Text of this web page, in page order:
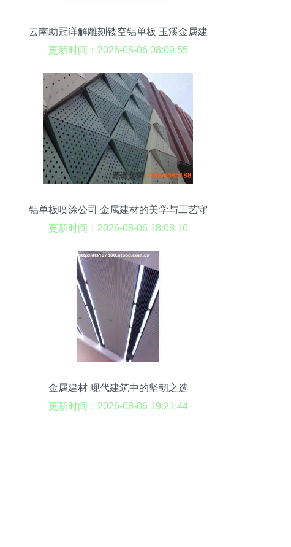
云南助冠详解雕刻镂空铝单板 玉溪金属建
材新标杆
更新时间：2026-08-06 08:09:55
铝单板喷涂公司 金属建材的美学与工艺守
护者
更新时间：2026-08-06 18:08:10
金属建材 现代建筑中的坚韧之选
更新时间：2026-08-06 19:21:44